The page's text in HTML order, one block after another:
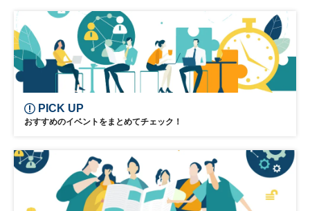
日経オンラインセミナー
PICK UP
おすすめのイベントをまとめてチェック！